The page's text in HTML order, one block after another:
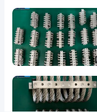
δονήσεων
σχοινιών
Η
σ
ε
ι
ά